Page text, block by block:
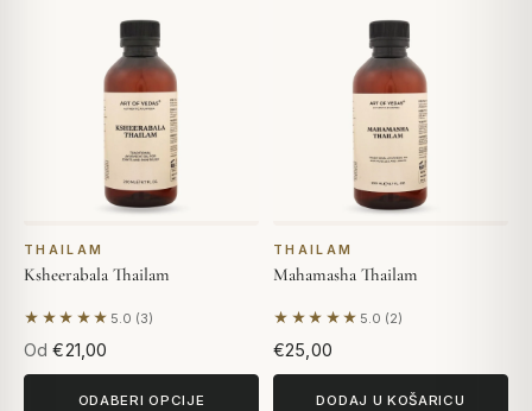
THAILAM
Ksheerabala Thailam
★★★★★ 5.0 (3)
Na temelju 3 recenzija
Od €21,00
ODABERI OPCIJE
THAILAM
Mahamasha Thailam
★★★★★ 5.0 (2)
Na temelju 2 recenzija
€25,00
DODAJ U KOŠARICU